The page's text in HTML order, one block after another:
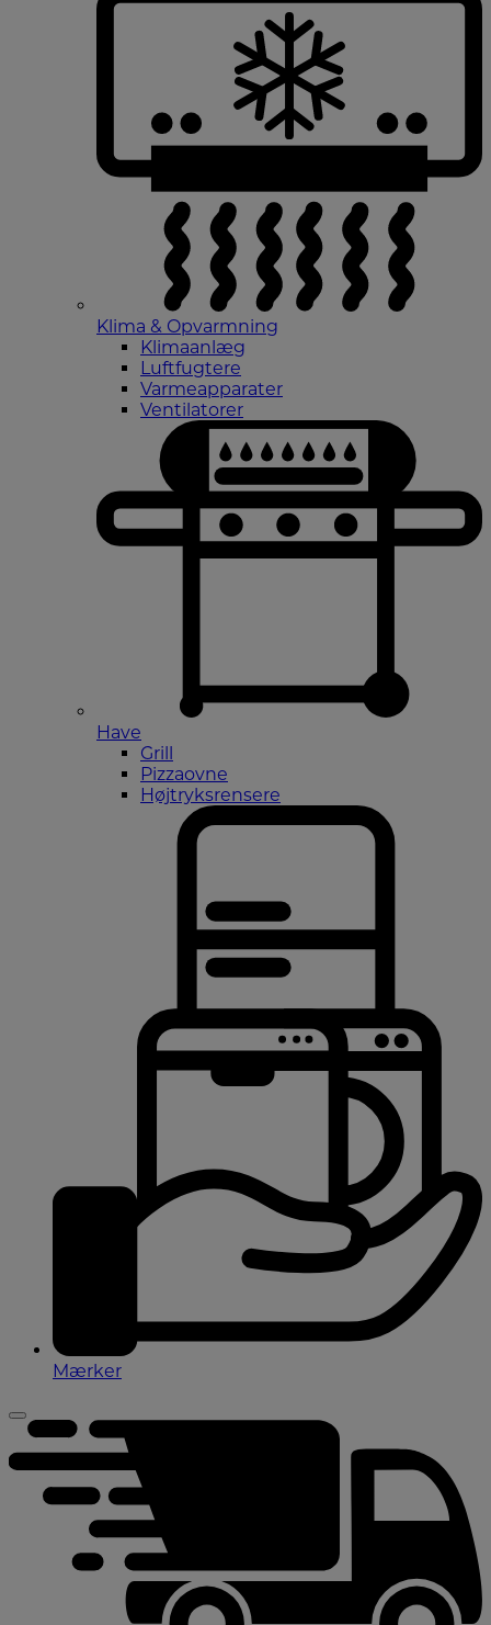
Klima & Opvarmning
Klimaanlæg
Luftfugtere
Varmeapparater
Ventilatorer
Have
Grill
Pizzaovne
Højtryksrensere
Mærker